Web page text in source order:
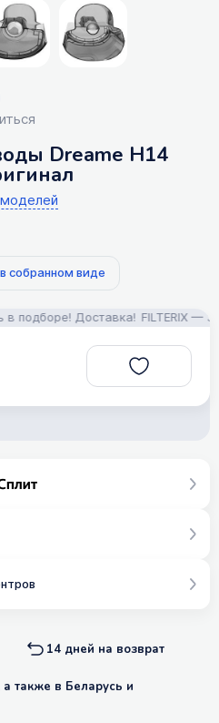
Dreame H14
в собранном виде
Доставка! FILTERIX —
14 дней на возврат
также в Беларусь и